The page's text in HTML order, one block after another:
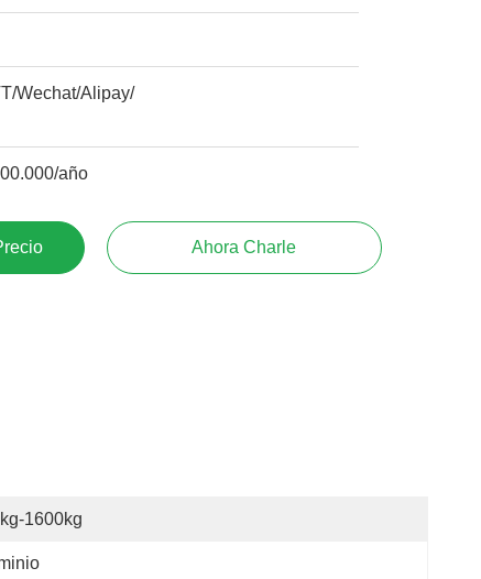
Wechat/Alipay/
año
Ahora Charle
1600kg